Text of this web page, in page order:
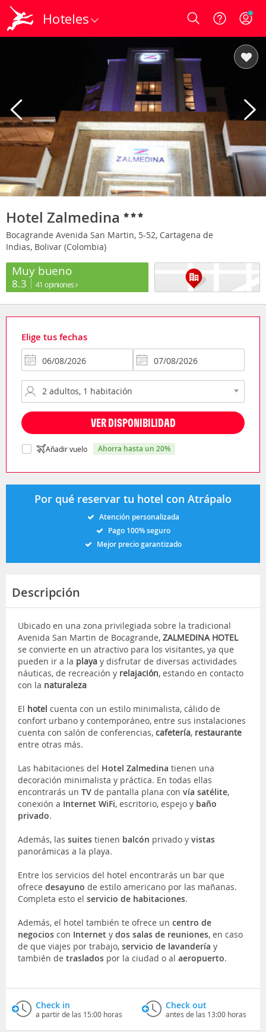
Hoteles Login
Hotel Zalmedina
Bocagrande Avenida San Martin, 5-52, Cartagena de
Indias, Bolivar (Colombia)
Muy bueno
8.3 41 opiniones
Elige tus fechas
VER DISPONIBILIDAD
Añadir vuelo ahorra hasta un 20%
Por qué reservar tu hotel con Atrápalo
Atención personalizada
Pago 100% seguro
Mejor precio garantizado
Descripción
Ubicado en una zona privilegiada sobre la tradicional
Avenida San Martin de Bocagrande, ZALMEDINA HOTEL
se convierte en un atractivo para los visitantes, ya que
pueden ir a la playa y disfrutar de diversas actividades
náuticas, de recreación y relajación, estando en contacto
con la naturaleza
El hotel cuenta con un estilo minimalista, cálido de
confort urbano y contemporáneo, entre sus instalaciones
cuenta con salón de conferencias, cafetería, restaurante
entre otras más.
Las habitaciones del Hotel Zalmedina tienen una
decoración minimalista y práctica. En todas ellas
encontrarás un TV de pantalla plana con vía satélite,
conexión a Internet WiFi, escritorio, espejo y baño
privado.
Además, las suites tienen balcón privado y vistas
panorámicas a la playa.
Entre los servicios del hotel encontrarás un bar que
ofrece desayuno de estilo americano por las mañanas.
Completa esto el servicio de habitaciones.
Además, el hotel también te ofrece un centro de
negocios con Internet y dos salas de reuniones, en caso
de que viajes por trabajo, servicio de lavandería y
también de traslados por la ciudad o al aeropuerto.
Check in
a partir de las 15:00 horas
Check out
antes de las 13:00 horas